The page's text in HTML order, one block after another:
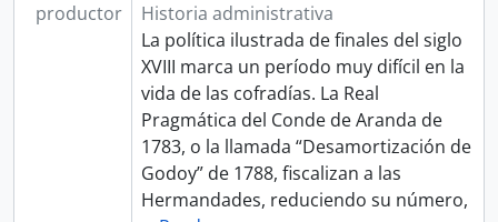
productor
Historia administrativa
La política ilustrada de finales del siglo
XVIII marca un período muy difícil en la
vida de las cofradías. La Real
Pragmática del Conde de Aranda de
1783, o la llamada “Desamortización de
Godoy” de 1788, fiscalizan a las
Hermandades, reduciendo su número,